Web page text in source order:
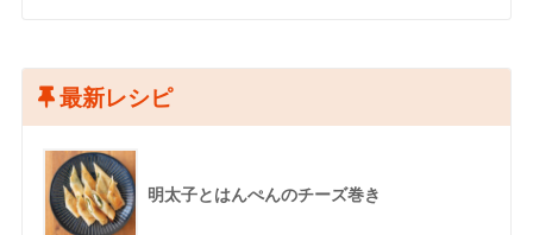
最新レシピ
明太子とはんぺんのチーズ巻き